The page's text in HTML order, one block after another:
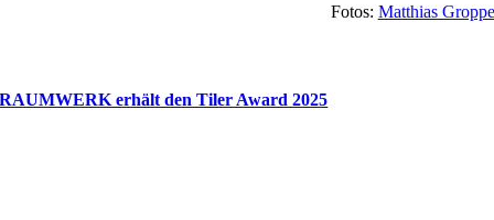
Fotos: Matthias Groppe
RAUMWERK erhält den Tiler Award 2025